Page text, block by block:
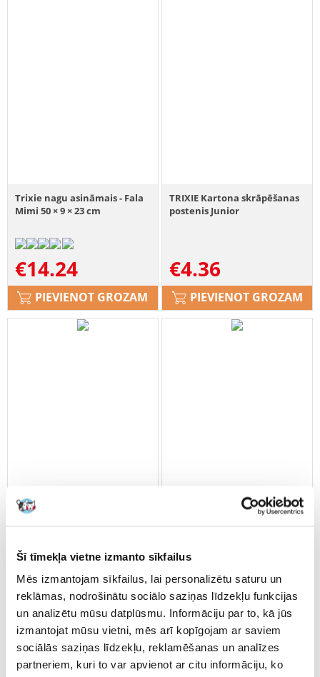
Šī tīmekļa vietne izmanto sīkfailus
Mēs izmantojam sīkfailus, lai personalizētu saturu un
reklāmas, nodrošinātu sociālo saziņas līdzekļu funkcijas
un analizētu mūsu datplūsmu. Informāciju par to, kā jūs
izmantojat mūsu vietni, mēs arī kopīgojam ar saviem
sociālās saziņas līdzekļu, reklamēšanas un analīzes
partneriem, kuri to var apvienot ar citu informāciju, ko
Trixie nagu asināmais - Fala
Mimi 50 × 9 × 23 cm
€14.24
PIEVIENOT GROZAM
TRIXIE Kartona skrāpēšanas
postenis Junior
€4.36
PIEVIENOT GROZAM
TRIXIE Kartona skrāpēšanas
€11.08
PIEVIENOT GROZAM
TRIXIE Kartona skrāpēšanas
€12.79
PIEVIENOT GROZAM